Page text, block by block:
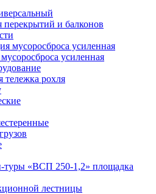
и балконов
мусоросброса усиленная
усиленная
тележка рохля
«ВСП 250-1,2» площадка
лестницы